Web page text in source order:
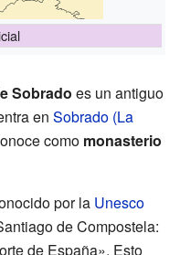
Sobrado es un antiguo
en Sobrado (La
como monasterio
por la Unesco
de Compostela:
de España». Esto